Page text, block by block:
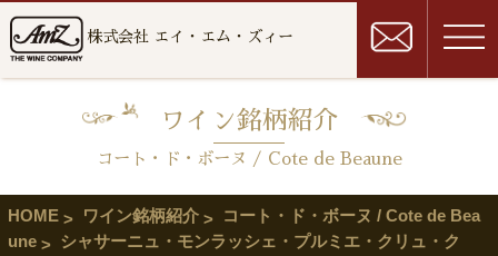
株式会社 エイ・エム・ズィー
ワイン銘柄紹介
コート・ド・ボーヌ / Cote de Beaune
HOME ワイン銘柄紹介
コート・ド・ボーヌ / Cote de Bea
une
シャサーニュ・モンラッシェ・プルミエ・クリュ・ク